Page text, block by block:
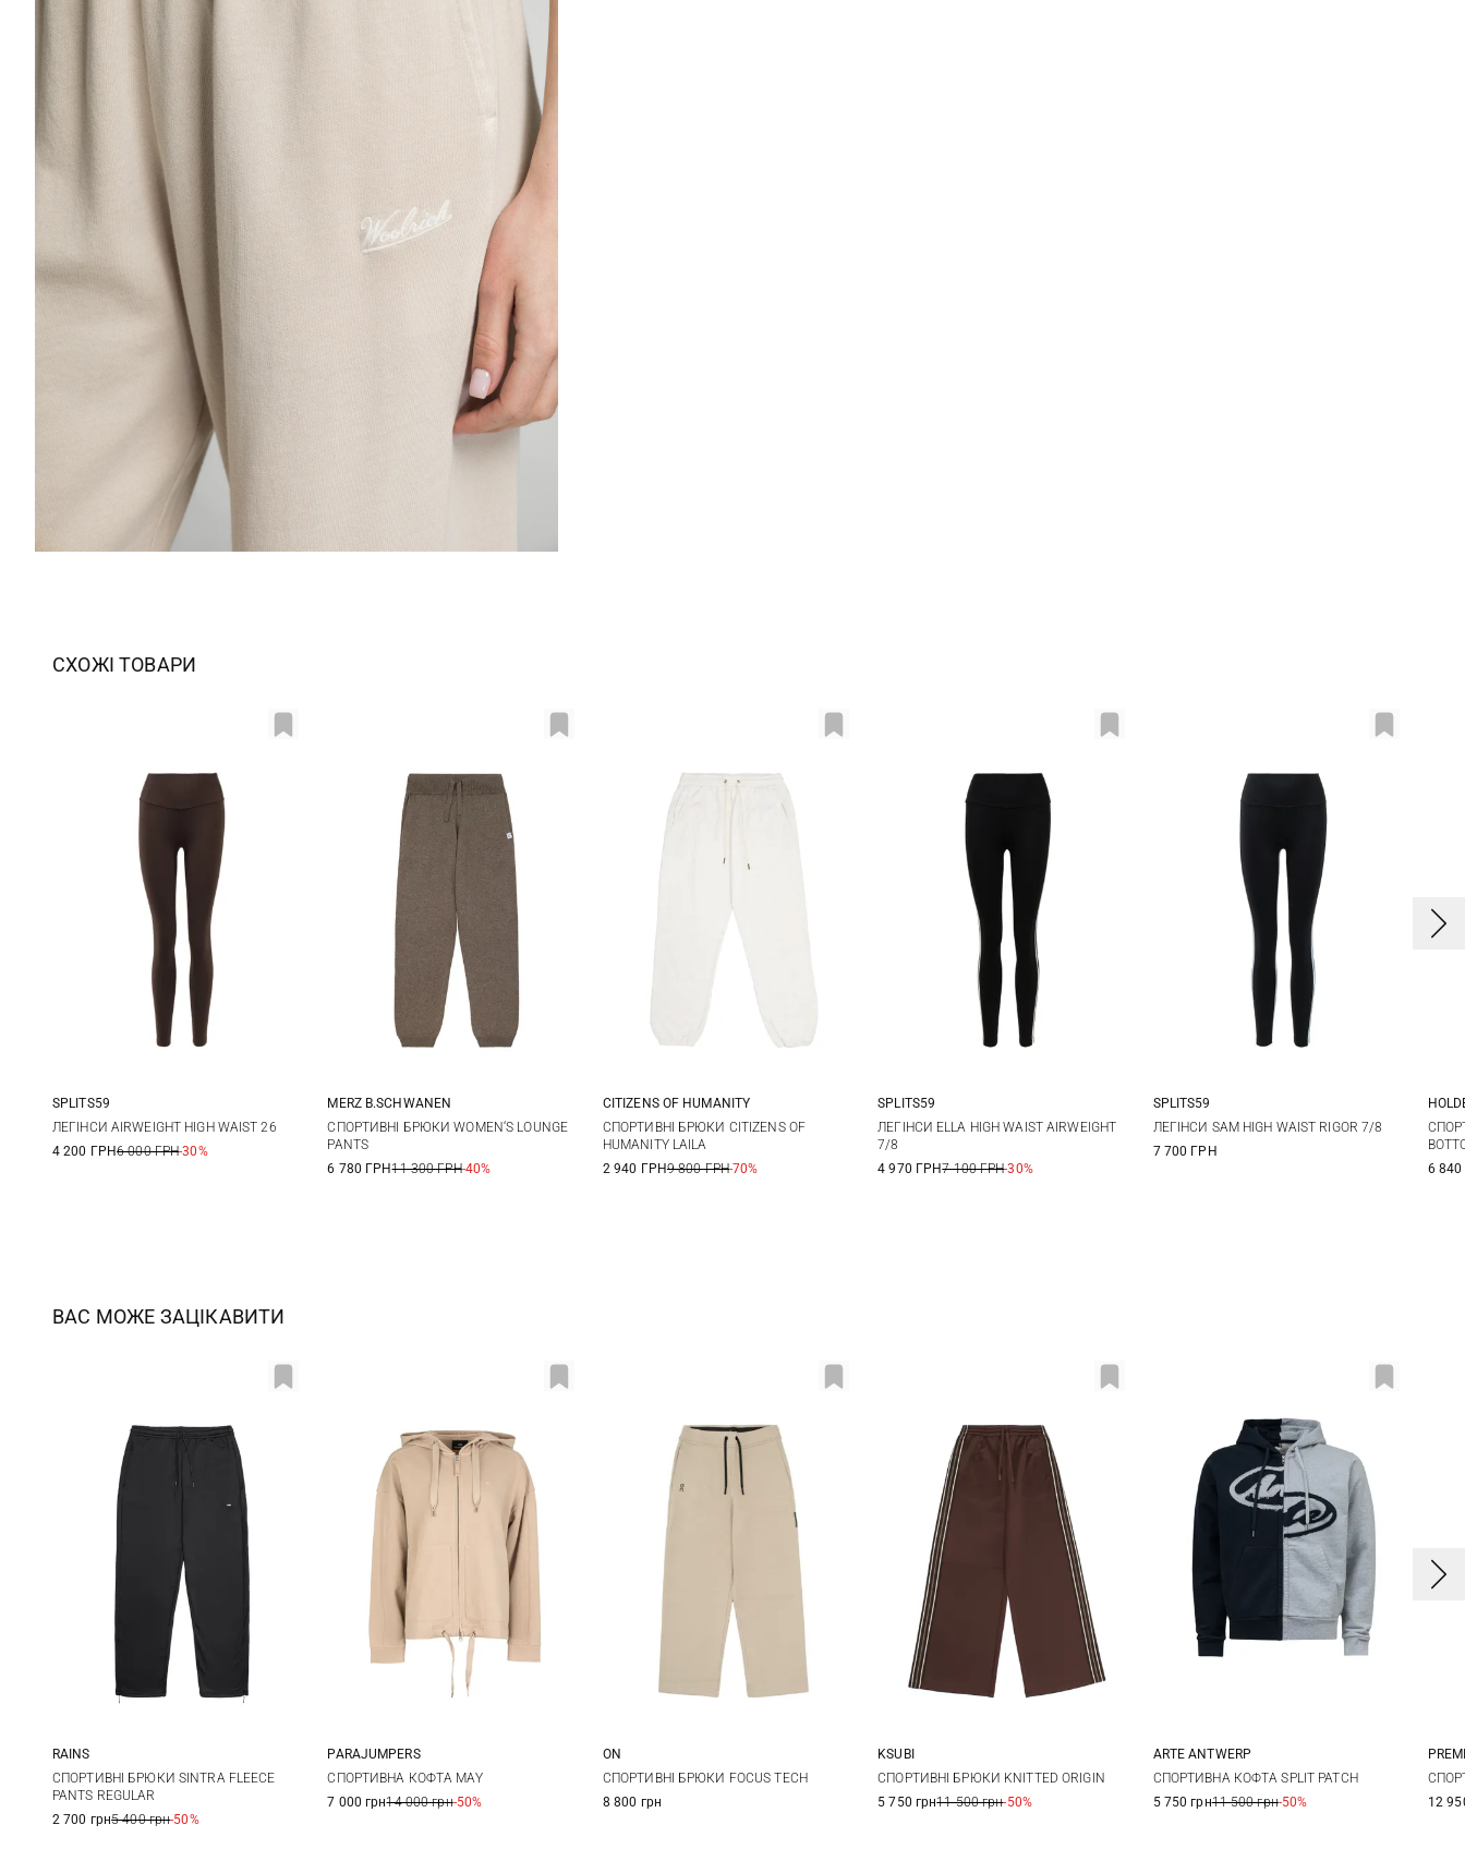
СХОЖІ ТОВАРИ
XS S M
SPLITS59
ЛЕГІНСИ AIRWEIGHT HIGH WAIST 26
4 200 ГРН6 000 ГРН-30%
XS S M L
XL
MERZ B.SCHWANEN
СПОРТИВНІ БРЮКИ WOMEN‘S LOUNGE
PANTS
6 780 ГРН11 300 ГРН-40%
XS S M
XL
CITIZENS OF HUMANITY
СПОРТИВНІ БРЮКИ CITIZENS OF
HUMANITY LAILA
2 940 ГРН9 800 ГРН-70%
XS S M L
SPLITS59
ЛЕГІНСИ ELLA HIGH WAIST AIRWEIGHT
7/8
4 970 ГРН7 100 ГРН-30%
XS S M L
SPLITS59
ЛЕГІНСИ SAM HIGH WAIST RIGOR 7/8
7 700 ГРН
6
ВАС МОЖЕ ЗАЦІКАВИТИ
S M L XL
RAINS
СПОРТИВНІ БРЮКИ SINTRA FLEECE
PANTS REGULAR
2 700 грн5 400 грн-50%
XS S
PARAJUMPERS
СПОРТИВНА КОФТА MAY
7 000 грн14 000 грн-50%
XS S M
ON
СПОРТИВНІ БРЮКИ FOCUS TECH
8 800 грн
XS S M
KSUBI
СПОРТИВНІ БРЮКИ KNITTED ORIGIN
5 750 грн11 500 грн-50%
XS S M
ARTE ANTWERP
СПОРТИВНА КОФТА SPLIT PATCH
5 750 грн11 500 грн-50%
12